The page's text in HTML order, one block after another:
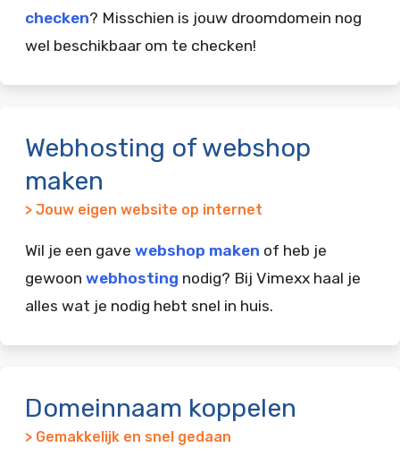
checken? Misschien is jouw droomdomein nog
wel beschikbaar om te checken!
Webhosting of webshop
maken
> Jouw eigen website op internet
Wil je een gave webshop maken of heb je
gewoon webhosting nodig? Bij Vimexx haal je
alles wat je nodig hebt snel in huis.
Domeinnaam koppelen
> Gemakkelijk en snel gedaan